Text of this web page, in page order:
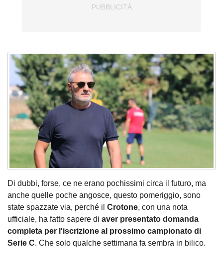
Di dubbi, forse, ce ne erano pochissimi circa il futuro, ma
anche quelle poche angosce, questo pomeriggio, sono
state spazzate via, perché il Crotone, con una nota
ufficiale, ha fatto sapere di aver presentato domanda
completa per l'iscrizione al prossimo campionato di
Serie C. Che solo qualche settimana fa sembra in bilico.